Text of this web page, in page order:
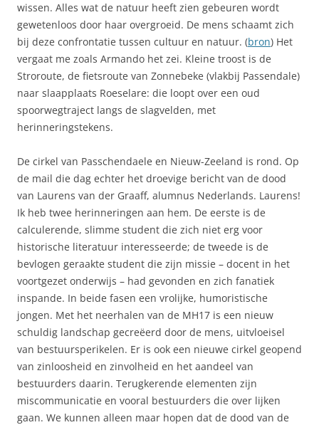
wissen. Alles wat de natuur heeft zien gebeuren wordt
gewetenloos door haar overgroeid. De mens schaamt zich
bij deze confrontatie tussen cultuur en natuur. (bron) Het
vergaat me zoals Armando het zei. Kleine troost is de
Stroroute, de fietsroute van Zonnebeke (vlakbij Passendale)
naar slaapplaats Roeselare: die loopt over een oud
spoorwegtraject langs de slagvelden, met
herinneringstekens.
De cirkel van Passchendaele en Nieuw-Zeeland is rond. Op
de mail die dag echter het droevige bericht van de dood
van Laurens van der Graaff, alumnus Nederlands. Laurens!
Ik heb twee herinneringen aan hem. De eerste is de
calculerende, slimme student die zich niet erg voor
historische literatuur interesseerde; de tweede is de
bevlogen geraakte student die zijn missie – docent in het
voortgezet onderwijs – had gevonden en zich fanatiek
inspande. In beide fasen een vrolijke, humoristische
jongen. Met het neerhalen van de MH17 is een nieuw
schuldig landschap gecreëerd door de mens, uitvloeisel
van bestuursperikelen. Er is ook een nieuwe cirkel geopend
van zinloosheid en zinvolheid en het aandeel van
bestuurders daarin. Terugkerende elementen zijn
miscommunicatie en vooral bestuurders die over lijken
gaan. We kunnen alleen maar hopen dat de dood van de